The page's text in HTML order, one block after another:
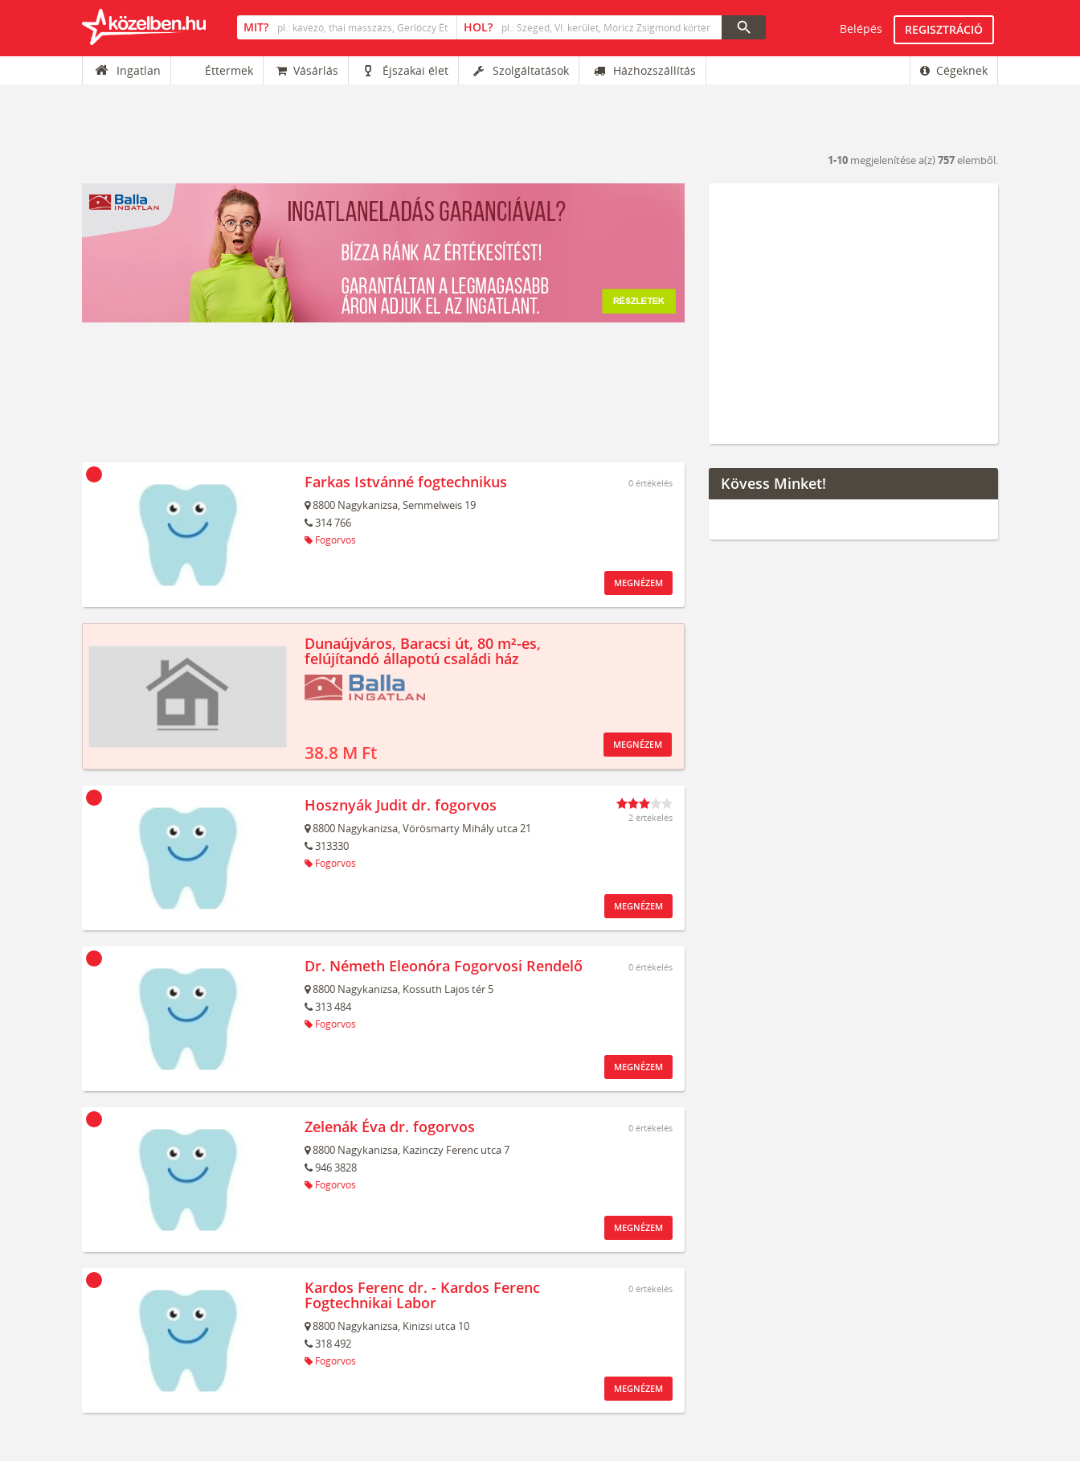
search Belépés REGISZTRÁCIÓ
Ingatlan Éttermek Vásárlás Éjszakai élet Szolgáltatások Házhozszállítás Cégeknek
1-10 megjelenítése a(z)757elemből.
Farkas Istvánné fogtechnikus
8800 Nagykanizsa,Semmelweis 19
314 766
Fogorvos
0 értékelés
MEGNÉZEM
Dunaújváros, Baracsi út, 80 m²-es,
felújítandó állapotú családi ház
38.8 M Ft MEGNÉZEM
Hosznyák Judit dr. fogorvos
8800 Nagykanizsa,Vörösmarty Mihály utca 21
313330
Fogorvos
2 értékelés
MEGNÉZEM
Dr. Németh Eleonóra Fogorvosi Rendelő
8800 Nagykanizsa, Kossuth Lajos tér 5
313 484
Fogorvos
0 értékelés
MEGNÉZEM
Zelenák Éva dr. fogorvos
8800 Nagykanizsa, Kazinczy Ferenc utca 7
946 3828
Fogorvos
0 értékelés
MEGNÉZEM
Kardos Ferenc dr. - Kardos Ferenc
Fogtechnikai Labor
8800 Nagykanizsa, Kinizsi utca 10
318 492
Fogorvos
0 értékelés
MEGNÉZEM
Kövess Minket!